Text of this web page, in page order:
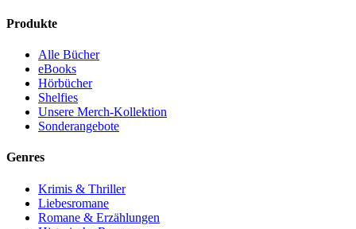
Produkte
Alle Bücher
eBooks
Hörbücher
Shelfies
Unsere Merch-Kollektion
Sonderangebote
Genres
Krimis & Thriller
Liebesromane
Romane & Erzählungen